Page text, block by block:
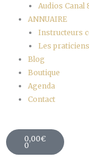
Audios Canal
ANNUAIRE
Instructeurs
Les praticiens
Blog
Boutique
Agenda
Contact
0,00€
0
Panier